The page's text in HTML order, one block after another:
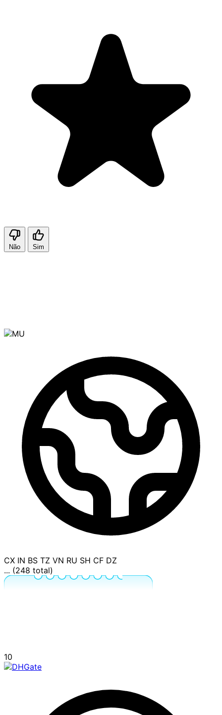
Não Sim
CX IN BS TZ VN RU SH CF DZ
... (248 total)
10